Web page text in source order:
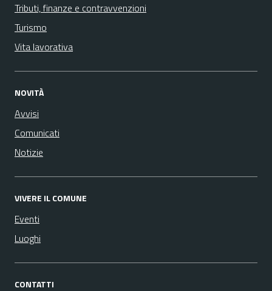
Tributi, finanze e contravvenzioni
Turismo
Vita lavorativa
NOVITÀ
Avvisi
Comunicati
Notizie
VIVERE IL COMUNE
Eventi
Luoghi
CONTATTI